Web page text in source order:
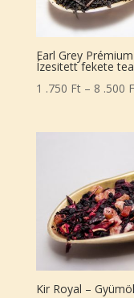
Earl Grey Prémium
Ízesitett fekete tea
1 .750 Ft – 8 .500
Kir Royal –